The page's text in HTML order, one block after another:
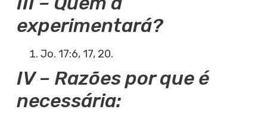
experimentará?
Jo. 17:6, 17, 20.
IV – Razões por que é
necessária: